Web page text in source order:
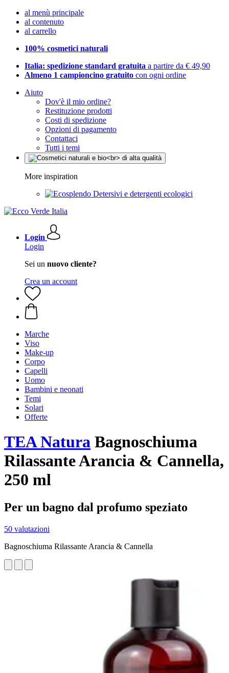
al menù principale
al contenuto
al carrello
100% cosmetici naturali
Italia: spedizione standard gratuita a partire da € 49,90
Almeno 1 campioncino gratuito con ogni ordine
Aiuto
Dov'è il mio ordine?
Restituzione prodotti
Costi di spedizione
Opzioni di pagamento
Contattaci
Tutti i temi
More inspiration
Detersivi e detergenti ecologici
Login
Login
Sei un nuovo cliente?
Crea un account
Marche
Viso
Make-up
Corpo
Capelli
Uomo
Bambini e neonati
Temi
Solari
Offerte
TEA Natura Bagnoschiuma
Rilassante Arancia & Cannella,
250 ml
Per un bagno dal profumo speziato
50 valutazioni
Bagnoschiuma Rilassante Arancia & Cannella